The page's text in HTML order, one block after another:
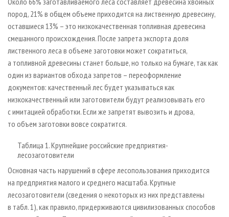
пород, 21% в общем объеме приходится на лиственную древесину,
оставшиеся 13% – это низкокачественная топливная древесина
смешанного происхождения. После запрета экспорта доля
лиственного леса в объеме заготовки может сократиться,
а топливной древесины станет больше, но только на бумаге, так как
один из вариантов обхода запретов – переоформление
документов: качественный лес будет указываться как
низкокачественный или заготовители будут реализовывать его
с имитацией обработки. Если же запретят вывозить и дрова,
то объем заготовки вовсе сократится.
Таблица 1. Крупнейшие российские предприятия-
лесозаготовители
Основная часть нарушений в сфере лесопользования приходится
на предприятия малого и среднего масштаба. Крупные
лесозаготовители (сведения о некоторых из них представлены
в табл. 1), как правило, придерживаются цивилизованных способов